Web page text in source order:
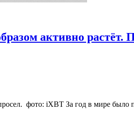
активно растёт.
фото: iXBT За год в мире